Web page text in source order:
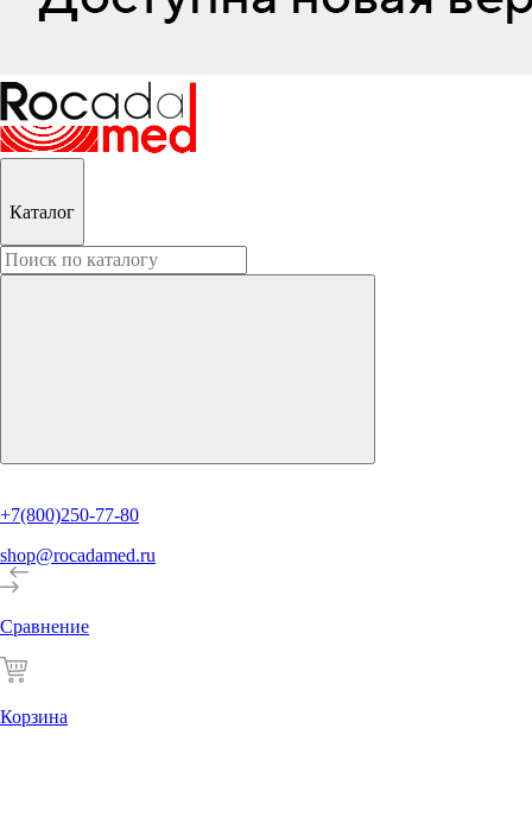
Каталог
+7(800)250-77-80
shop@rocadamed.ru
Сравнение
Корзина